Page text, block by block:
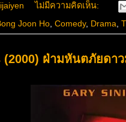
ไม่มีความคิดเห็น:
Joon Ho Comedy, Drama
ฝ่ามหันตภัยดา